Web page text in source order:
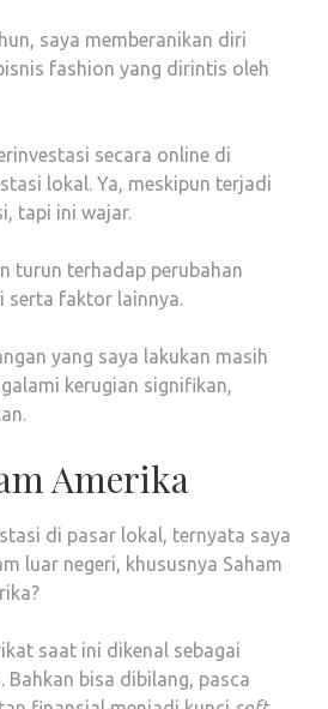
saya memberanikan diri
fashion yang dirintis oleh
secara online di
lokal. Ya, meskipun terjadi
tapi ini wajar.
turun terhadap perubahan
serta faktor lainnya.
yang saya lakukan masih
kerugian signifikan,
Amerika
di pasar lokal, ternyata saya
luar negeri, khususnya Saham
saat ini dikenal sebagai
Bahkan bisa dibilang, pasca